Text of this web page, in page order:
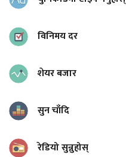
विनिमय दर
शेयर बजार
सुन चाँदि
रेडियो सुन्नुहोस्